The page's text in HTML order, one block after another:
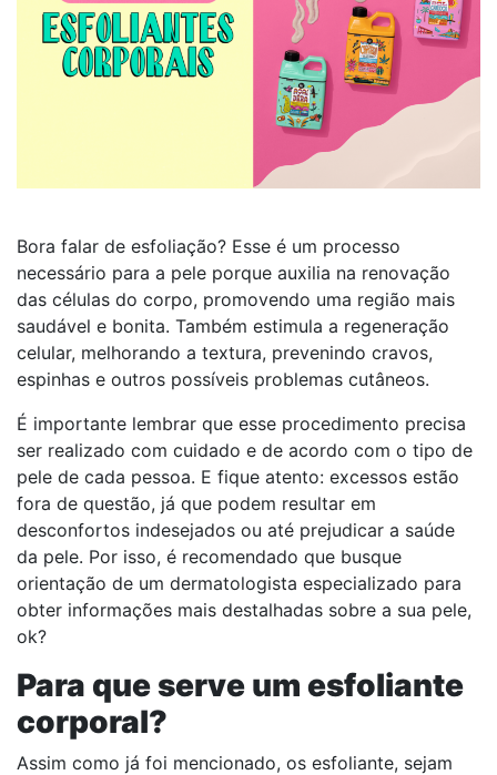
Bora falar de esfoliação? Esse é um processo
necessário para a pele porque auxilia na renovação
das células do corpo, promovendo uma região mais
saudável e bonita. Também estimula a regeneração
celular, melhorando a textura, prevenindo cravos,
espinhas e outros possíveis problemas cutâneos.
É importante lembrar que esse procedimento precisa
ser realizado com cuidado e de acordo com o tipo de
pele de cada pessoa. E fique atento: excessos estão
fora de questão, já que podem resultar em
desconfortos indesejados ou até prejudicar a saúde
da pele. Por isso, é recomendado que busque
orientação de um dermatologista especializado para
obter informações mais destalhadas sobre a sua pele,
ok?
Para que serve um esfoliante
corporal?
Assim como já foi mencionado, os esfoliante, sejam